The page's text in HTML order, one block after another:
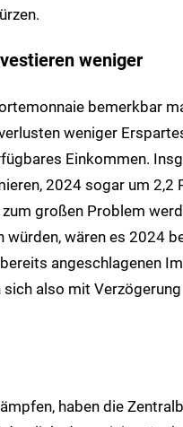
weniger
bemerkbar
weniger
Einkommen.
2024 sogar um 2,2
großen Problem
wären es 2024
angeschlagenen
also mit
haben die